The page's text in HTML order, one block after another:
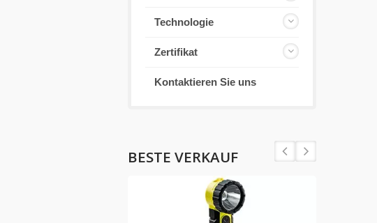
Technologie
Zertifikat
Kontaktieren Sie uns
BESTE VERKAUF